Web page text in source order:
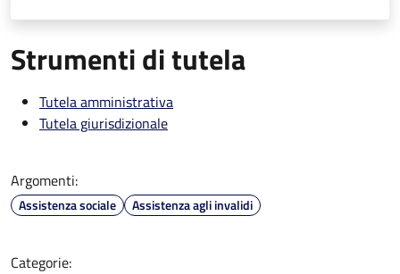
Strumenti di tutela
Tutela amministrativa
Tutela giurisdizionale
Argomenti:
Assistenza sociale Assistenza agli invalidi
Categorie: